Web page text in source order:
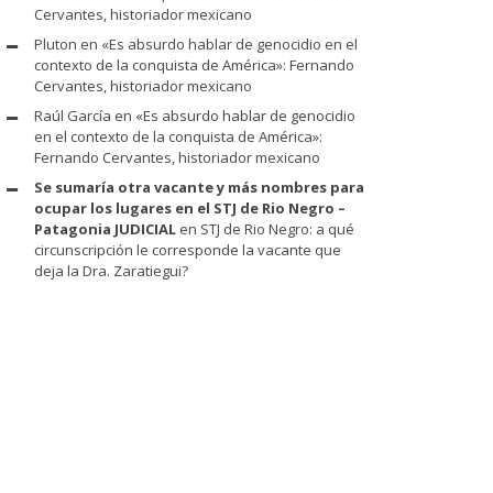
Cervantes, historiador mexicano
Pluton en «Es absurdo hablar de genocidio en el
contexto de la conquista de América»: Fernando
Cervantes, historiador mexicano
Raúl García en «Es absurdo hablar de genocidio
en el contexto de la conquista de América»:
Fernando Cervantes, historiador mexicano
Se sumaría otra vacante y más nombres para
ocupar los lugares en el STJ de Rio Negro –
Patagonia JUDICIAL en STJ de Rio Negro: a qué
circunscripción le corresponde la vacante que
deja la Dra. Zaratiegui?